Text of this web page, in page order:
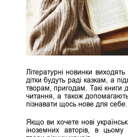
Літературні новинки
дітки будуть раді казкам, а
творам, пригодам. Такі книги
читання, а також допомагають
пізнавати щось нове для себе.
Якщо ви хочете нові
іноземних авторів, в цьому